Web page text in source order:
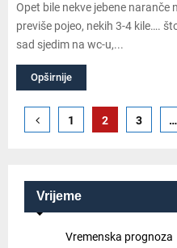
Opet bile nekve jebene
previše pojeo, nekih 3-4 kile….
sad sjedim na wc-u,...
Opširnije
Brojevi
objava
1 2 3 …
Vrijeme
Vremenska prognoza